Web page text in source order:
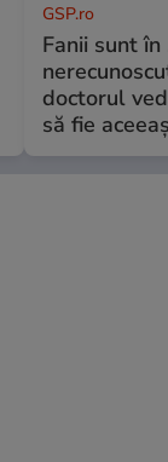
GSP.ro
Fanii sunt în
doctorul
să fie